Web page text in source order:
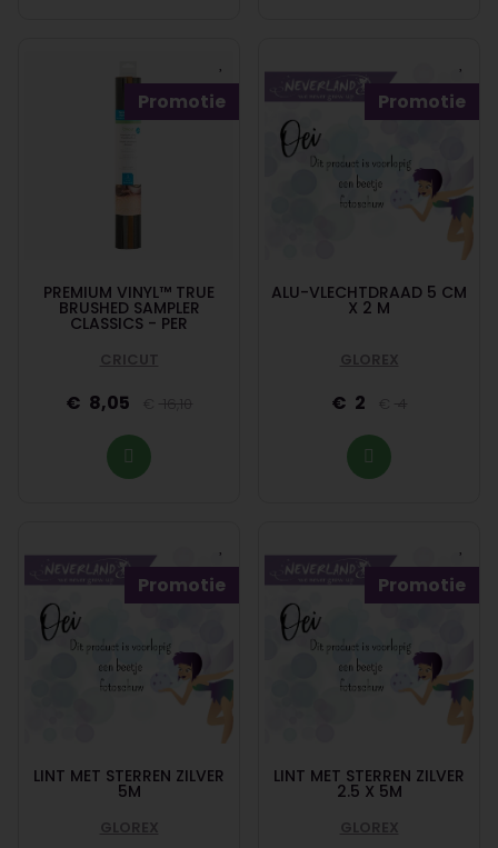
Promotie
PREMIUM VINYL™ TRUE
BRUSHED SAMPLER
CLASSICS - PER
CRICUT
8,05 16,10
Promotie
ALU-VLECHTDRAAD 5 CM
X 2 M
GLOREX
2 4
Promotie
LINT MET STERREN ZILVER
5M
GLOREX
Promotie
LINT MET STERREN ZILVER
2.5 X 5M
GLOREX